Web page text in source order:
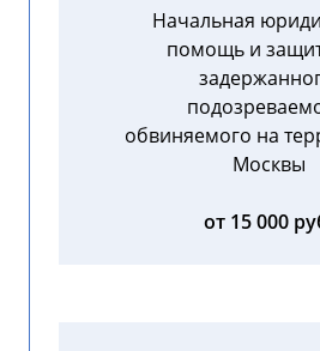
Начальная
помощь и
обвиняемого на
Москвы
от 15 000